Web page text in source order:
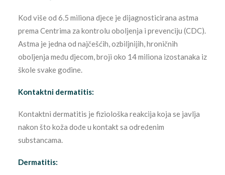
Kod više od 6.5 miliona djece je dijagnosticirana astma
prema Centrima za kontrolu oboljenja i prevenciju (CDC).
Astma je jedna od najčešćih, ozbiljnijih, hroničnih
oboljenja među djecom, broji oko 14 miliona izostanaka iz
škole svake godine.
Kontaktni dermatitis:
Kontaktni dermatitis je fiziološka reakcija koja se javlja
nakon što koža dođe u kontakt sa određenim
substancama.
Dermatitis: